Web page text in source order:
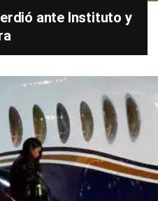
ante Instituto y